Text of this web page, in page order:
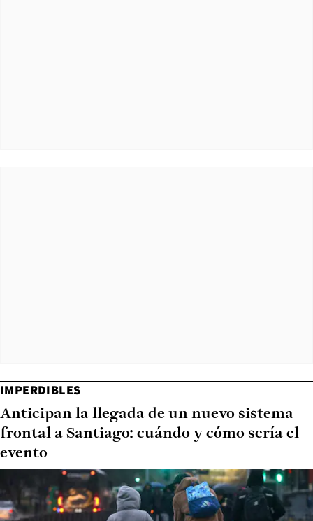
IMPERDIBLES
Anticipan la llegada de un nuevo sistema
frontal a Santiago: cuándo y cómo sería el
evento